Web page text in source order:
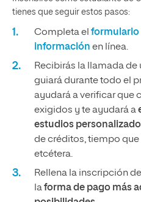
tienes que seguir estos pasos:
Completa el formulario
información en línea.
Recibirás la llamada de
guiará durante todo el
ayudará a verificar que
exigidos y te ayudará a
estudios personalizado
de créditos, tiempo que
etcétera.
Rellena la inscripción
laforma de pago más